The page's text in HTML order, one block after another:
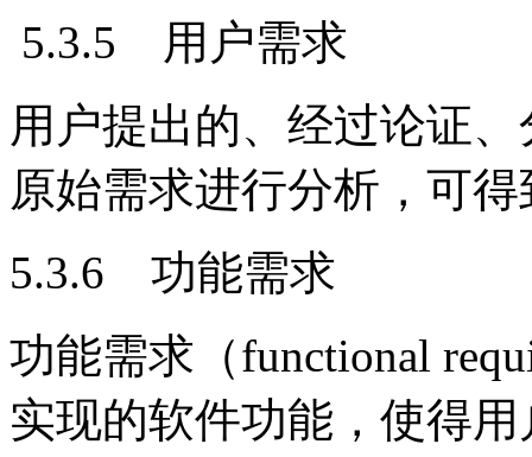
5.3.5 用户需求
用户提出的、经过论证
原始需求进行分析，可
5.3.6 功能需求
功能需求（functional
实现的软件功能，使得